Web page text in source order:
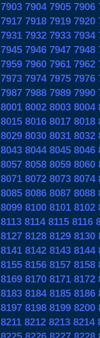
7903 7904 7905 7906
7917 7918 7919 7920
7931 7932 7933 7934
7945 7946 7947 7948
7959 7960 7961 7962
7973 7974 7975 7976
7987 7988 7989 7990
8001 8002 8003 8004
8015 8016 8017 8018
8029 8030 8031 8032
8043 8044 8045 8046
8057 8058 8059 8060
8071 8072 8073 8074
8085 8086 8087 8088
8099 8100 8101 8102
8113 8114 8115 8116
8127 8128 8129 8130
8141 8142 8143 8144
8155 8156 8157 8158
8169 8170 8171 8172
8183 8184 8185 8186
8197 8198 8199 8200
8211 8212 8213 8214